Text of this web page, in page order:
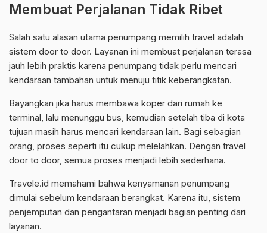
Membuat Perjalanan Tidak Ribet
Salah satu alasan utama penumpang memilih travel adalah
sistem door to door. Layanan ini membuat perjalanan terasa
jauh lebih praktis karena penumpang tidak perlu mencari
kendaraan tambahan untuk menuju titik keberangkatan.
Bayangkan jika harus membawa koper dari rumah ke
terminal, lalu menunggu bus, kemudian setelah tiba di kota
tujuan masih harus mencari kendaraan lain. Bagi sebagian
orang, proses seperti itu cukup melelahkan. Dengan travel
door to door, semua proses menjadi lebih sederhana.
Travele.id memahami bahwa kenyamanan penumpang
dimulai sebelum kendaraan berangkat. Karena itu, sistem
penjemputan dan pengantaran menjadi bagian penting dari
layanan.